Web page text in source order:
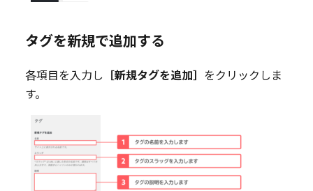
タグを新規で追加する
各項目を入力し ［新規タグを追加］ をクリックしま
す。